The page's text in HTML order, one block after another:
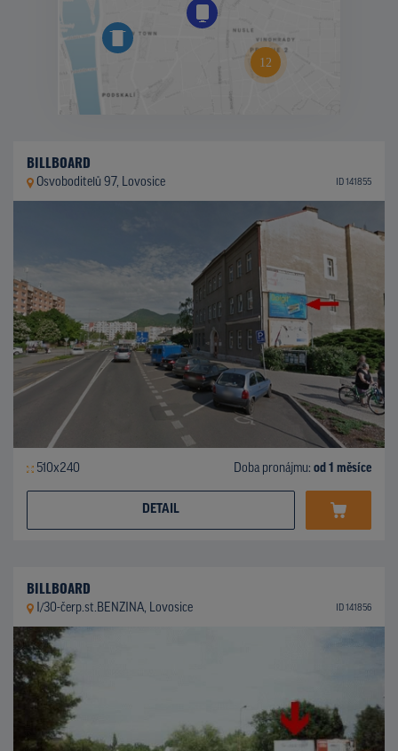
BILLBOARD
Osvoboditelů 97, Lovosice ID 141855
510x240 Doba pronájmu: od 1 měsíce
DETAIL
BILLBOARD
I/30-čerp.st.BENZINA, Lovosice ID 141856